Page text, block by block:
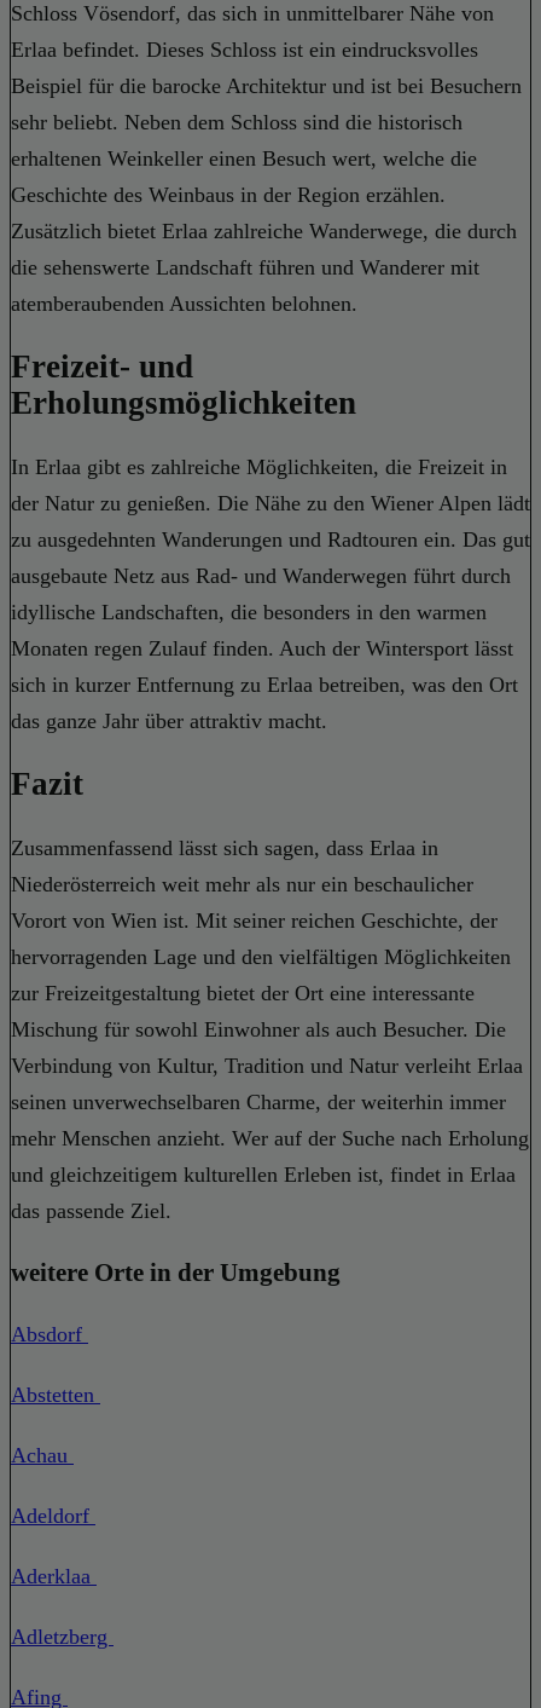
Schloss Vösendorf, das sich in unmittelbarer Nähe von
Erlaa befindet. Dieses Schloss ist ein eindrucksvolles
Beispiel für die barocke Architektur und ist bei Besuchern
sehr beliebt. Neben dem Schloss sind die historisch
erhaltenen Weinkeller einen Besuch wert, welche die
Geschichte des Weinbaus in der Region erzählen.
Zusätzlich bietet Erlaa zahlreiche Wanderwege, die durch
die sehenswerte Landschaft führen und Wanderer mit
atemberaubenden Aussichten belohnen.
Freizeit- und
Erholungsmöglichkeiten
In Erlaa gibt es zahlreiche Möglichkeiten, die Freizeit in
der Natur zu genießen. Die Nähe zu den Wiener Alpen lädt
zu ausgedehnten Wanderungen und Radtouren ein. Das gut
ausgebaute Netz aus Rad- und Wanderwegen führt durch
idyllische Landschaften, die besonders in den warmen
Monaten regen Zulauf finden. Auch der Wintersport lässt
sich in kurzer Entfernung zu Erlaa betreiben, was den Ort
das ganze Jahr über attraktiv macht.
Fazit
Zusammenfassend lässt sich sagen, dass Erlaa in
Niederösterreich weit mehr als nur ein beschaulicher
Vorort von Wien ist. Mit seiner reichen Geschichte, der
hervorragenden Lage und den vielfältigen Möglichkeiten
zur Freizeitgestaltung bietet der Ort eine interessante
Mischung für sowohl Einwohner als auch Besucher. Die
Verbindung von Kultur, Tradition und Natur verleiht Erlaa
seinen unverwechselbaren Charme, der weiterhin immer
mehr Menschen anzieht. Wer auf der Suche nach Erholung
und gleichzeitigem kulturellen Erleben ist, findet in Erlaa
das passende Ziel.
weitere Orte in der Umgebung
Absdorf
Abstetten
Achau
Adeldorf
Aderklaa
Adletzberg
Afing